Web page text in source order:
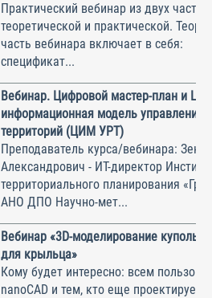
Практический вебинар из двух
теоретической и практической.
часть вебинара включает в себя:
спецификат...
Вебинар. Цифровой мастер-план и
информационная модель управления
территорий (ЦИМ УРТ)
Преподаватель курса/вебинара:
Александрович - ИТ-директор
территориального планирования
АНО ДПО Научно-мет...
Вебинар «3D-моделирование
для крыльца»
Кому будет интересно: всем
nanoCAD и тем, кто еще проектирует